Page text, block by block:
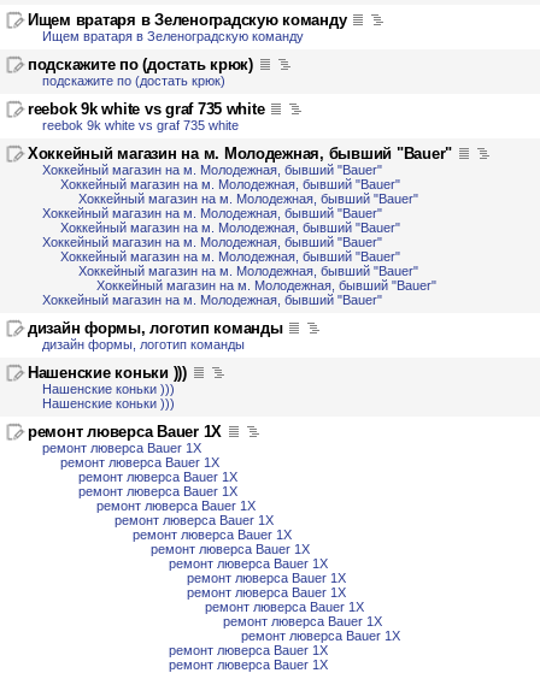
Ищем вратаря в Зеленоградскую команду
Ищем вратаря в Зеленоградскую команду
подскажите по (достать крюк)
подскажите по (достать крюк)
reebok 9k white vs graf 735 white
reebok 9k white vs graf 735 white
Хоккейный магазин на м. Молодежная, бывший "Bauer"
Хоккейный магазин на м. Молодежная, бывший "Bauer"
Хоккейный магазин на м. Молодежная, бывший "Bauer"
Хоккейный магазин на м. Молодежная, бывший "Bauer"
Хоккейный магазин на м. Молодежная, бывший "Bauer"
Хоккейный магазин на м. Молодежная, бывший "Bauer"
Хоккейный магазин на м. Молодежная, бывший "Bauer"
Хоккейный магазин на м. Молодежная, бывший "Bauer"
Хоккейный магазин на м. Молодежная, бывший "Bauer"
Хоккейный магазин на м. Молодежная, бывший "Bauer"
Хоккейный магазин на м. Молодежная, бывший "Bauer"
дизайн формы, логотип команды
дизайн формы, логотип команды
Нашенские коньки )))
Нашенские коньки )))
Нашенские коньки )))
ремонт люверса Bauer 1X
ремонт люверса Bauer 1X
ремонт люверса Bauer 1X
ремонт люверса Bauer 1X
ремонт люверса Bauer 1X
ремонт люверса Bauer 1X
ремонт люверса Bauer 1X
ремонт люверса Bauer 1X
ремонт люверса Bauer 1X
ремонт люверса Bauer 1X
ремонт люверса Bauer 1X
ремонт люверса Bauer 1X
ремонт люверса Bauer 1X
ремонт люверса Bauer 1X
ремонт люверса Bauer 1X
ремонт люверса Bauer 1X
ремонт люверса Bauer 1X